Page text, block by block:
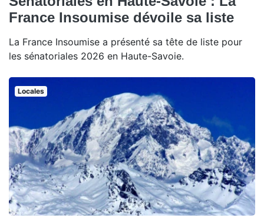
France Insoumise dévoile sa liste
La France Insoumise a présenté sa tête de liste pour
les sénatoriales 2026 en Haute-Savoie.
Locales